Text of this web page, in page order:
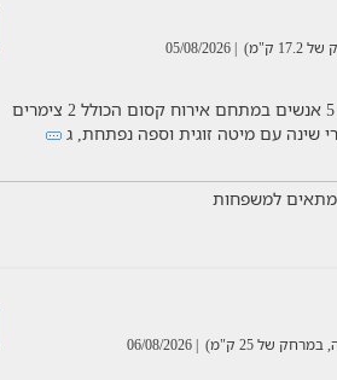
ק"מ) | 05/08/2026
חופשה מהנה למשפחות עד 5 אנשים במתחם אירוח קסום הכולל 2 צימרים
שינה עם מיטה זוגית וספה נפתחת, ג
מתאים למשפחות
של 25 ק"מ) | 06/08/2026